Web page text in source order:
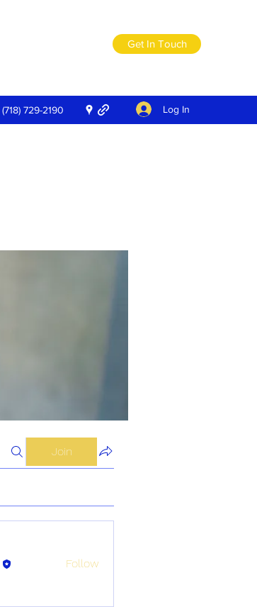
Get In Touch
(718) 729-2190 Log In
Join
Follow